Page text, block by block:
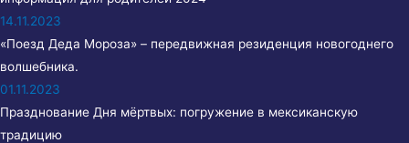
14.11.2023
«Поезд Деда Мороза» – передвижная резиденция новогоднего
волшебника.
01.11.2023
Празднование Дня мёртвых: погружение в мексиканскую
традицию